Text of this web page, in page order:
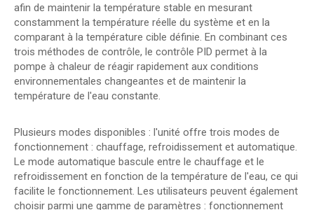
afin de maintenir la température stable en mesurant
constamment la température réelle du système et en la
comparant à la température cible définie. En combinant ces
trois méthodes de contrôle, le contrôle PID permet à la
pompe à chaleur de réagir rapidement aux conditions
environnementales changeantes et de maintenir la
température de l'eau constante.
Plusieurs modes disponibles : l'unité offre trois modes de
fonctionnement : chauffage, refroidissement et automatique.
Le mode automatique bascule entre le chauffage et le
refroidissement en fonction de la température de l'eau, ce qui
facilite le fonctionnement. Les utilisateurs peuvent également
choisir parmi une gamme de paramètres : fonctionnement